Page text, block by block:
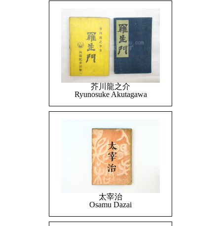
芥川龍之介
Ryunosuke Akutagawa
太宰治
Osamu Dazai